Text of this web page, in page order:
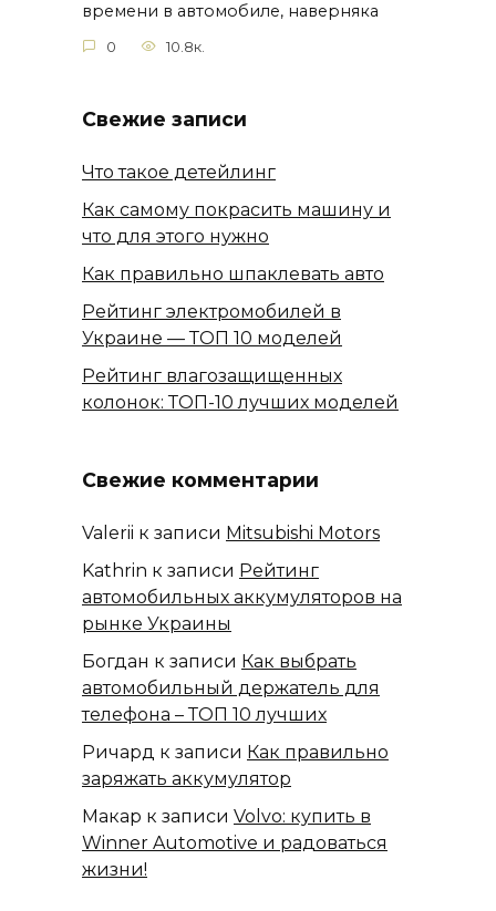
времени в автомобиле, наверняка
0 10.8к.
Свежие записи
Что такое детейлинг
Как самому покрасить машину и
что для этого нужно
Как правильно шпаклевать авто
Рейтинг электромобилей в
Украине — ТОП 10 моделей
Рейтинг влагозащищенных
колонок: ТОП-10 лучших моделей
Свежие комментарии
Valerii к записи Mitsubishi Motors
Kathrin к записи Рейтинг
автомобильных аккумуляторов на
рынке Украины
Богдан к записи Как выбрать
автомобильный держатель для
телефона – ТОП 10 лучших
Ричард к записи Как правильно
заряжать аккумулятор
Макар к записи Volvo: купить в
Winner Automotive и радоваться
жизни!